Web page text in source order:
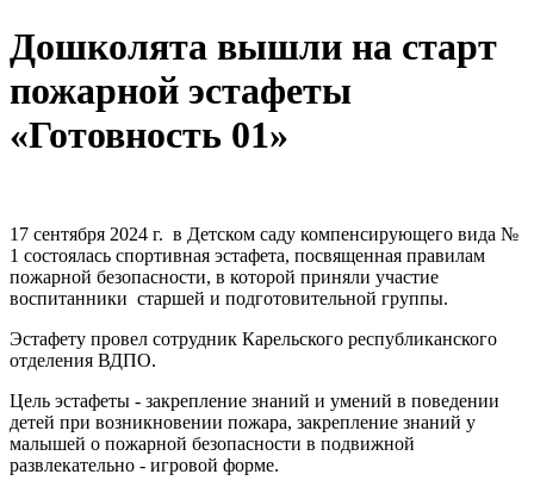
Дошколята вышли на старт
пожарной эстафеты
«Готовность 01»
17 сентября 2024 г. в Детском саду компенсирующего вида №
1 состоялась спортивная эстафета, посвященная правилам
пожарной безопасности, в которой приняли участие
воспитанники старшей и подготовительной группы.
Эстафету провел сотрудник Карельского республиканского
отделения ВДПО.
Цель эстафеты - закрепление знаний и умений в поведении
детей при возникновении пожара, закрепление знаний у
малышей о пожарной безопасности в подвижной
развлекательно - игровой форме.